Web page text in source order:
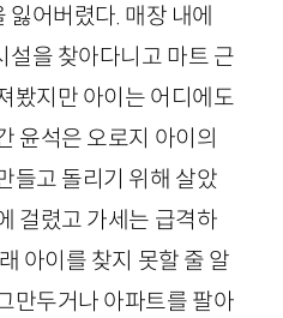
잃어버렸다. 매장 내에
설을 찾아다니고 마트 근
봤지만 아이는 어디에도
윤석은 오로지 아이의
들고 돌리기 위해 살았
걸렸고 가세는 급격하
아이를 찾지 못할 줄 알
만두거나 아파트를 팔아